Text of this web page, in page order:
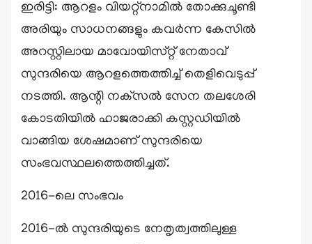
ഇരിട്ടി: ആറളം വിയറ്റ്‌നാമിൽ തോക്കുചൂണ്ടി
അരിയും സാധനങ്ങളും കവർന്ന കേസിൽ
അറസ്റ്റിലായ മാവോയിസ്‌റ്റ് നേതാവ്
സുന്ദരിയെ ആറളത്തെത്തിച്ച് തെളിവെടുപ്പ്
നടത്തി. ആന്റി നക്‌സൽ സേന തലശേരി
കോടതിയിൽ ഹാജരാക്കി കസ്റ്റഡിയിൽ
വാങ്ങിയ ശേഷമാണ് സുന്ദരിയെ
സംഭവസ്ഥലത്തെത്തിച്ചത്.
2016-ലെ സംഭവം
2016-ൽ സുന്ദരിയുടെ നേതൃത്വത്തിലുള്ള